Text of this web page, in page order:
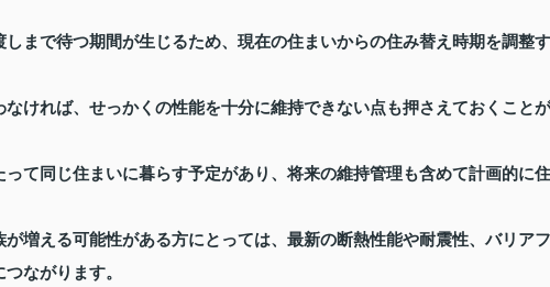
まで待つ期間が生じるため、現在の住まいからの住み替え時期を調整す
ければ、せっかくの性能を十分に維持できない点も押さえておくことが
て同じ住まいに暮らす予定があり、将来の維持管理も含めて計画的に住
増える可能性がある方にとっては、最新の断熱性能や耐震性、バリアフ
ながります。